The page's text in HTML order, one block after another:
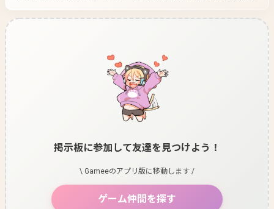
掲示板に参加して友達を見つけよう！
\ Gameeのアプリ版に移動します /
ゲーム仲間を探す